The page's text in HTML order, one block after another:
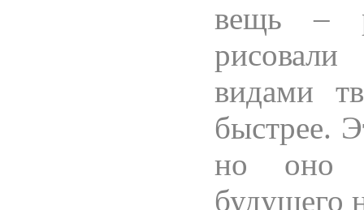
вещь –
видами
быстрее.
но оно
будущего